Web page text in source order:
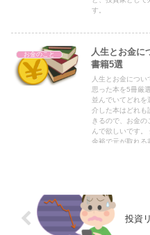
す。
お金のこと
人生とお金に
書籍5選
人生とお金につ
思った本を5冊厳
並んでいてどれを
介した本はどれも
きるので、お金
んで欲しいです。
余裕で元が取れる
投資